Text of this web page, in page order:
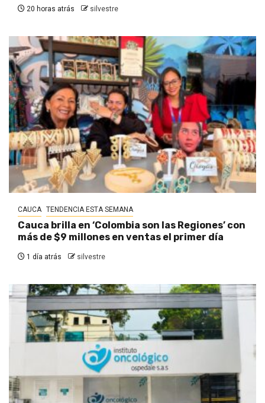
20 horas atrás silvestre
CAUCA TENDENCIA ESTA SEMANA
Cauca brilla en ‘Colombia son las Regiones’ con
más de $9 millones en ventas el primer día
1 día atrás silvestre